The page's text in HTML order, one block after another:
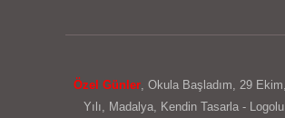
Özel Günler, Okula Başladım 29 Ekim
Yılı
Madalya, Kendin Tasarla - Logolu,